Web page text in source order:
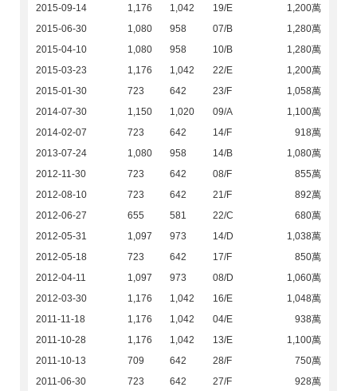
2015-09-14 1,176 1,042 19/E
1,200萬
2015-06-30
1,080 958 07/B
1,280萬
2015-04-10
1,080 958 10/B
1,280萬
2015-03-23
1,176 1,042 22/E
1,200萬
2015-01-30
723 642 23/F
1,058萬
2014-07-30
1,150 1,020 09/A
1,100萬
2014-02-07
723 642 14/F
918萬
2013-07-24
1,080 958 14/B
1,080萬
2012-11-30
723 642 08/F
855萬
2012-08-10
723 642 21/F
892萬
2012-06-27
655 581 22/C
680萬
2012-05-31
1,097 973 14/D
1,038萬
2012-05-18
723 642 17/F
850萬
2012-04-11
1,097 973 08/D
1,060萬
2012-03-30
1,176 1,042 16/E
1,048萬
2011-11-18
1,176 1,042 04/E
938萬
2011-10-28
1,176 1,042 13/E
1,100萬
2011-10-13
709 642 28/F
750萬
2011-06-30
723 642 27/F
928萬